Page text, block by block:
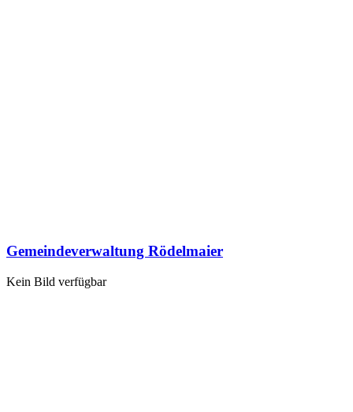
Gemeindeverwaltung Rödelmaier
Kein Bild verfügbar